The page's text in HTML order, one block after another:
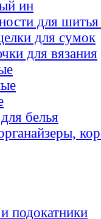
ин
для шитья
для сумок
для вязания
белья
подокатники